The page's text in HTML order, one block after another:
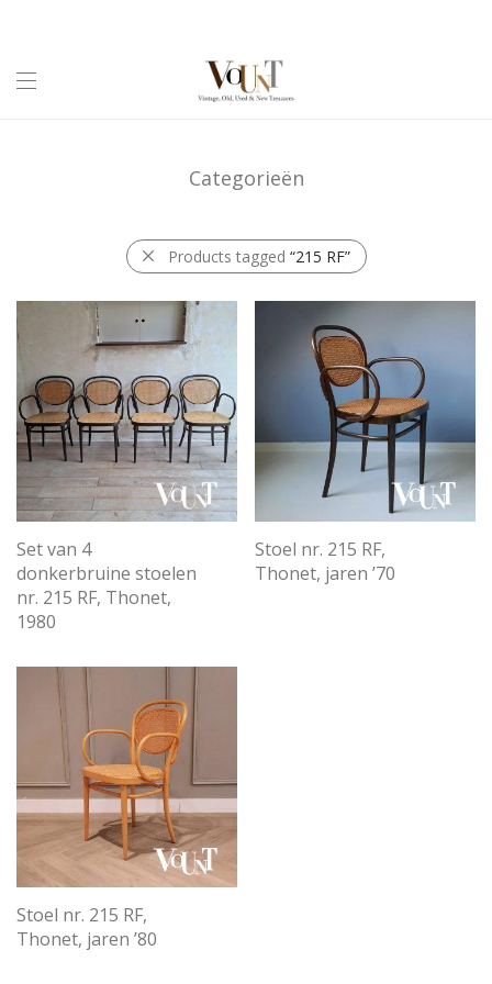
Categorieën
Products tagged “215 RF”
Set van 4
donkerbruine stoelen
nr. 215 RF, Thonet,
1980
Stoel nr. 215 RF,
Thonet, jaren ’70
Stoel nr. 215 RF,
Thonet, jaren ’80